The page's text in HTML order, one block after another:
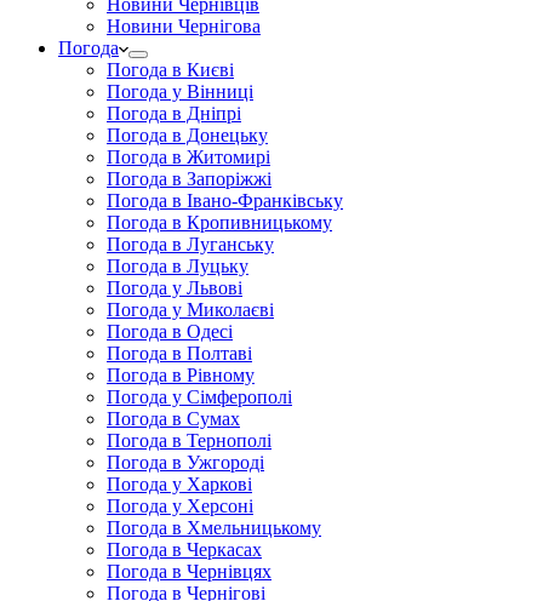
Новини Чернівців
Новини Чернігова
Погода
Погода в Києві
Погода у Вінниці
Погода в Дніпрі
Погода в Донецьку
Погода в Житомирі
Погода в Запоріжжі
Погода в Івано-Франківську
Погода в Кропивницькому
Погода в Луганську
Погода в Луцьку
Погода у Львові
Погода у Миколаєві
Погода в Одесі
Погода в Полтаві
Погода в Рівному
Погода у Сімферополі
Погода в Сумах
Погода в Тернополі
Погода в Ужгороді
Погода у Харкові
Погода у Херсоні
Погода в Хмельницькому
Погода в Черкасах
Погода в Чернівцях
Погода в Чернігові